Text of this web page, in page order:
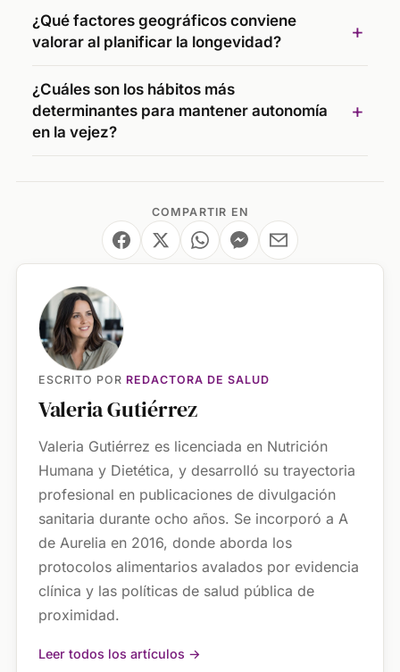
¿Qué factores geográficos conviene
valorar al planificar la longevidad?
¿Cuáles son los hábitos más
determinantes para mantener autonomía
en la vejez?
COMPARTIR EN
ESCRITO POR REDACTORA DE SALUD
Valeria Gutiérrez
Valeria Gutiérrez es licenciada en Nutrición
Humana y Dietética, y desarrolló su trayectoria
profesional en publicaciones de divulgación
sanitaria durante ocho años. Se incorporó a A
de Aurelia en 2016, donde aborda los
protocolos alimentarios avalados por evidencia
clínica y las políticas de salud pública de
proximidad.
Leer todos los artículos →